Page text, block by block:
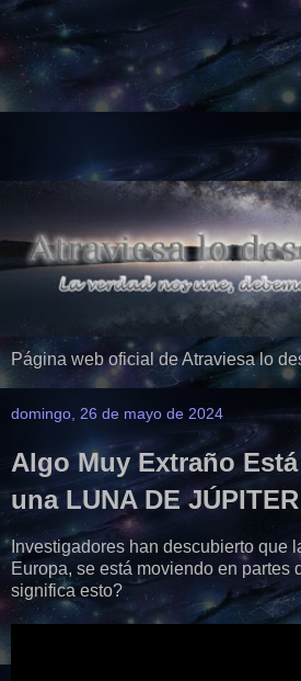
Página web oficial de Atraviesa lo
domingo, 26 de mayo de 2024
Algo Muy Extraño
una LUNA DE JÚPITER
Investigadores han descubierto que
Europa, se está moviendo en partes
significa esto?